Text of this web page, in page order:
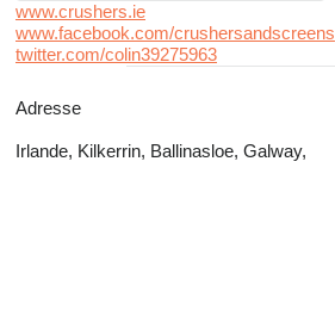
www.crushers.ie
www.facebook.com/crushersandscreens
twitter.com/colin39275963
Adresse
Irlande, Kilkerrin, Ballinasloe, Galway,